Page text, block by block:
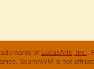
of LucasArts, Inc.
.
ScummVM is not